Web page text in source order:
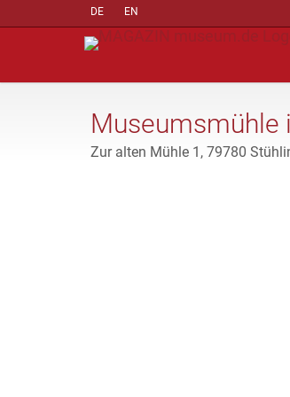
DE EN
Museumsmühle
Zur alten Mühle 1, 79780